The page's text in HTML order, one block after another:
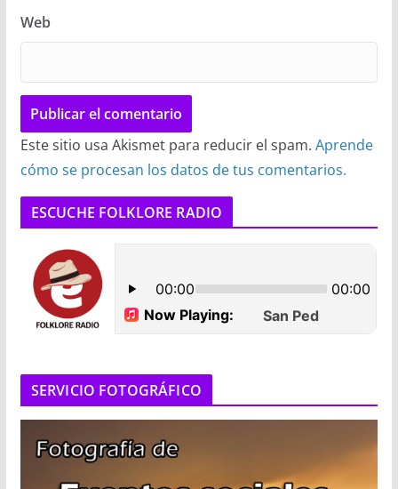
Web
Este sitio usa Akismet para reducir el spam. Aprende
cómo se procesan los datos de tus comentarios.
ESCUCHE FOLKLORE RADIO
SERVICIO FOTOGRÁFICO